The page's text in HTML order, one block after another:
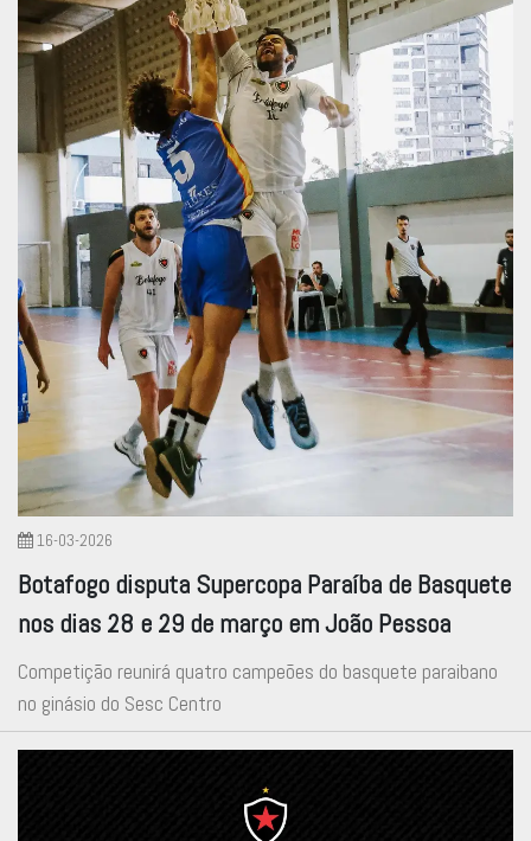
16-03-2026
Botafogo disputa Supercopa Paraíba de Basquete
nos dias 28 e 29 de março em João Pessoa
Competição reunirá quatro campeões do basquete paraibano
no ginásio do Sesc Centro